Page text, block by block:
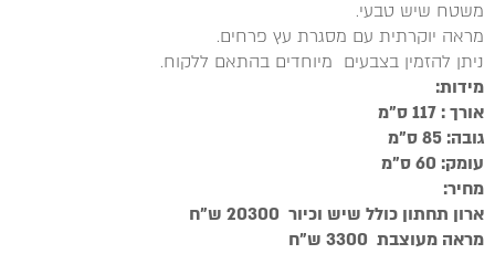
משטח שיש טבעי.
מראה יוקרתית עם מסגרת עץ פרחים.
ניתן להזמין בצבעים מיוחדים בהתאם ללקוח.
מידות:
אורך : 117 ס"מ
גובה: 85 ס"מ
עומק: 60 ס"מ
מחיר:
ארון תחתון כולל שיש וכיור 20300 ש"ח
מראה מעוצבת 3300 ש"ח